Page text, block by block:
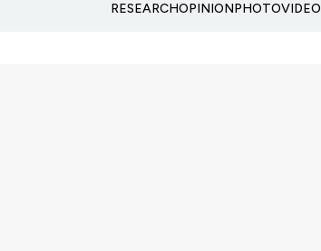
RESEARCHOPINIONPHOTOVIDEO